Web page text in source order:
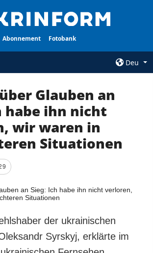
Abonnement Fotobank
Deu
und
AGENTUR
Über uns
Kontakte
und zum Schutz
Glauben an
habe ihn nicht
wir waren in
Situationen
der ukrainischen
Syrskyj, erklärte im